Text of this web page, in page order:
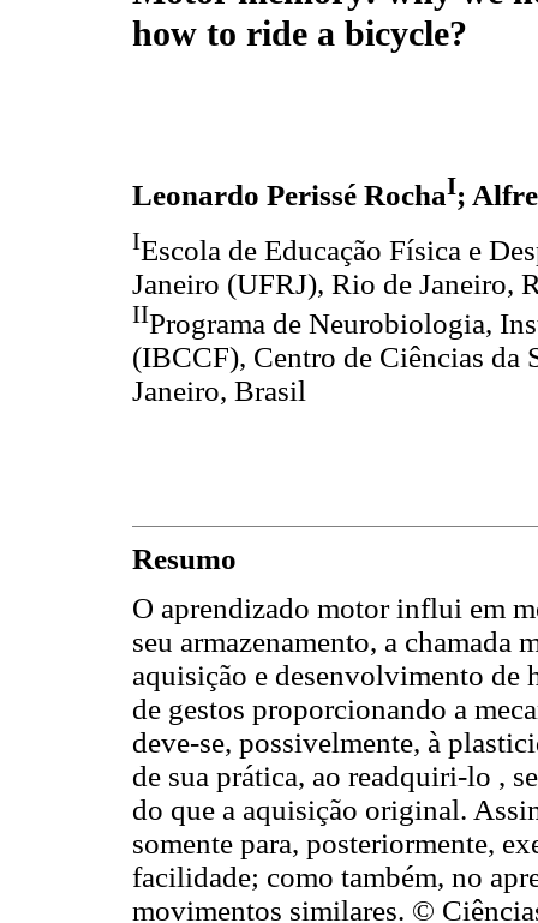
how to ride a bicycle?
Leonardo Perissé RochaI;
IEscola de Educação Física e
Janeiro (UFRJ), Rio de Janeiro,
IIPrograma de Neurobiologia,
(IBCCF), Centro de Ciências da
Janeiro, Brasil
Resumo
O aprendizado motor influi em
seu armazenamento, a chamada
aquisição e desenvolvimento de
de gestos proporcionando a
deve-se, possivelmente, à
de sua prática, ao readquiri-lo ,
do que a aquisição original.
somente para, posteriormente,
facilidade; como também, no
movimentos similares. ©